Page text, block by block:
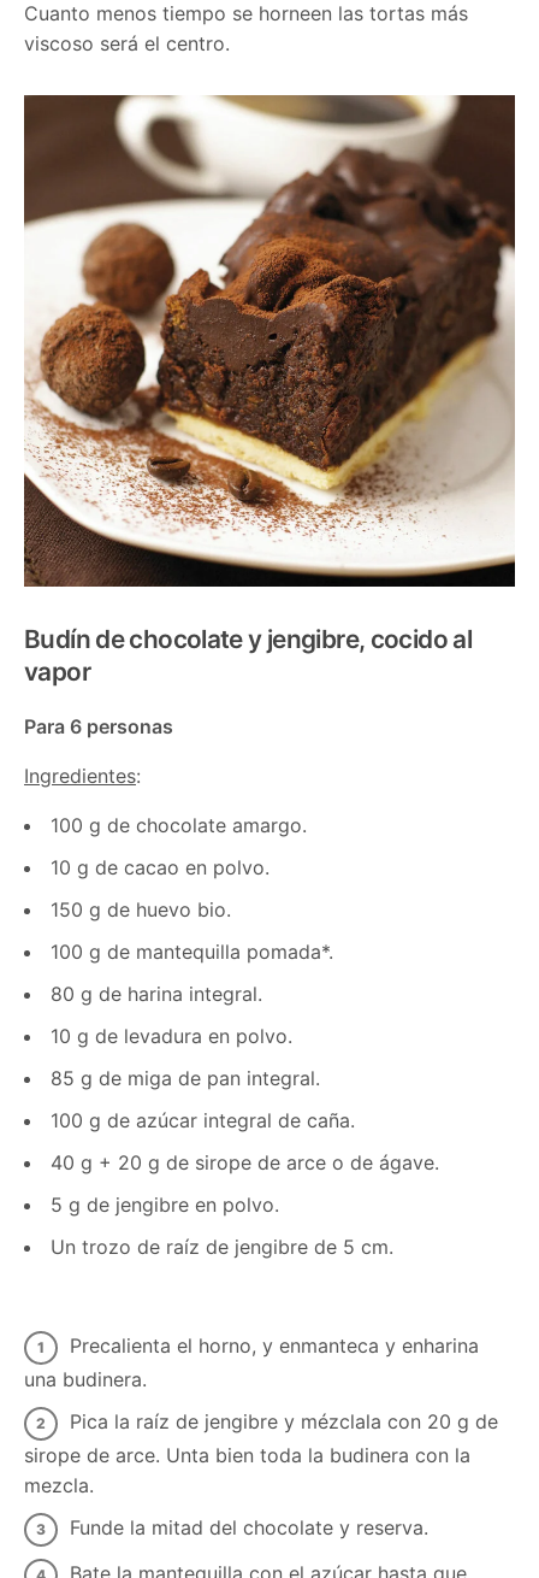
Cuanto menos tiempo se horneen las tortas más
viscoso será el centro.
Budín de chocolate y jengibre, cocido al
vapor
Para 6 personas
Ingredientes:
100 g de chocolate amargo.
10 g de cacao en polvo.
150 g de huevo bio.
100 g de mantequilla pomada*.
80 g de harina integral.
10 g de levadura en polvo.
85 g de miga de pan integral.
100 g de azúcar integral de caña.
40 g + 20 g de sirope de arce o de ágave.
5 g de jengibre en polvo.
Un trozo de raíz de jengibre de 5 cm.
Precalienta el horno, y enmanteca y enharina
una budinera.
Pica la raíz de jengibre y mézclala con 20 g de
sirope de arce. Unta bien toda la budinera con la
mezcla.
Funde la mitad del chocolate y reserva.